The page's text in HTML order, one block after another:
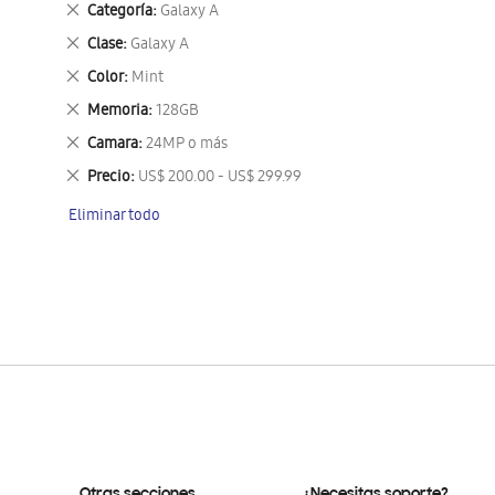
Categoría Galaxy A
Eliminar
este
artículo
Clase Galaxy A
Eliminar
este
artículo
Color Mint
Eliminar
este
artículo
Memoria 128GB
Eliminar
este
artículo
Camara 24MP o más
Eliminar
este
artículo
Precio US$ 200.00 - US$ 299.99
Eliminar
artículo
Eliminar todo